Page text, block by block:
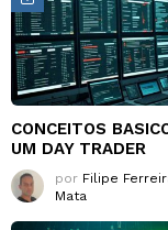
CONCEITOS
UM DAY TRADER
por Filipe
Mata